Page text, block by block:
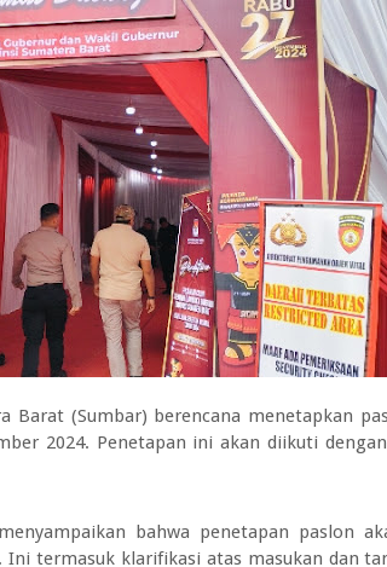
Barat (Sumbar) berencana menetapkan
2024. Penetapan ini akan diikuti
bahwa penetapan paslon
Ini termasuk klarifikasi atas masukan dan